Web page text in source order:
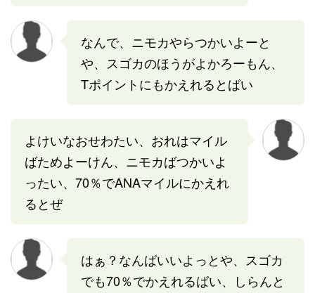
なんで、ニモカやらつかいよーと
や、スゴカのほうがよかろーもん、
Tポイントにもかえれるとばい
よけいなおせわたい、おれはマイル
ばためよーけん、ニモカばつかいよ
ったい、70％でANAマイルにかえれ
るとぜ
はぁ？なんばいいよっとや、スゴカ
でも70％でかえれるばい、しらんと